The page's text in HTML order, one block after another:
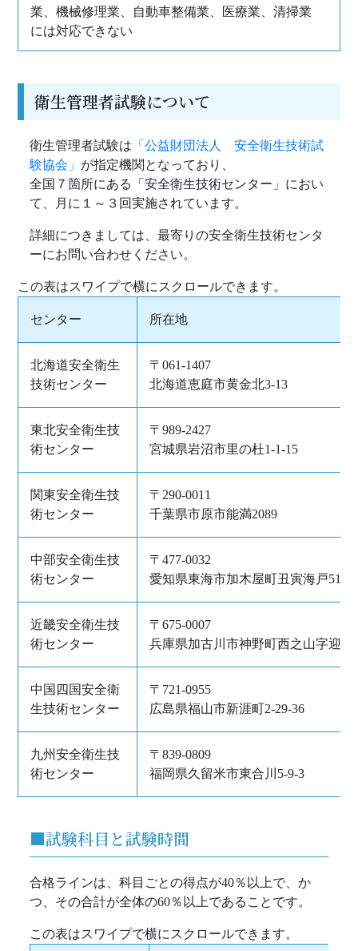
業、機械修理業、自動車整備業、医療業、清掃業
には対応できない
衛生管理者試験について
衛生管理者試験は 「公益財団法人 安全衛生技術試
験協会」 が指定機関となっており、
​​​​​​​全国７箇所にある「安全衛生技術センター」におい
て、月に１～３回実施されています。
詳細につきましては、最寄りの安全衛生技術センタ
ーにお問い合わせください。
センター 所在地
北海道安全衛生
技術センター
〒061-1407
北海道恵庭市黄金北3-13
東北安全衛生技
術センター
〒989-2427
宮城県岩沼市里の杜1-1-15
関東安全衛生技
術センター
〒290-0011
千葉県市原市能満2089
中部安全衛生技
術センター
〒477-0032
愛知県東海市加木屋町丑寅海戸51-5
近畿安全衛生技
術センター
〒675-0007
兵庫県加古川市神野町西之山字迎野
中国四国安全衛
生技術センター
〒721-0955
広島県福山市新涯町2-29-36
九州安全衛生技
術センター
〒839-0809
福岡県久留米市東合川5-9-3
■試験科目と試験時間
合格ラインは、科目ごとの得点が40％以上で、か
つ、その合計が全体の60％以上であることです。